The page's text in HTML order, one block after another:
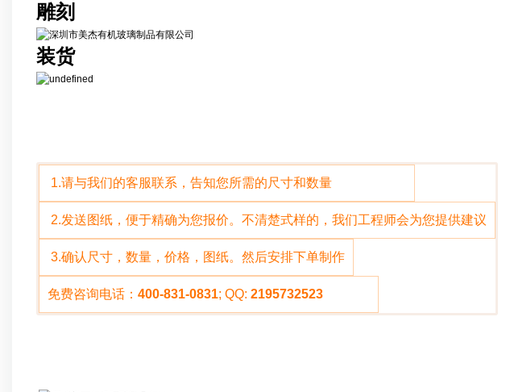
雕刻
装货
1.请与我们的客服联系，告知您所需的尺寸和数量
2.发送图纸，便于精确为您报价。不清楚式样的，我们工程师会为您提供建议
3.确认尺寸，数量，价格，图纸。然后安排下单制作
免费咨询电话： 400-831-0831; QQ: 2195732523